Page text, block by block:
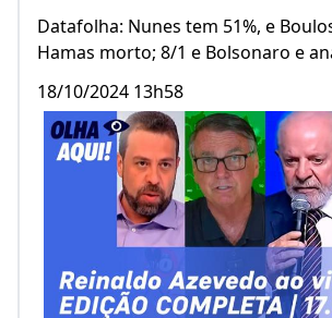
Datafolha: Nunes tem 51%, e
Hamas morto; 8/1 e Bolsonaro e
18/10/2024 13h58